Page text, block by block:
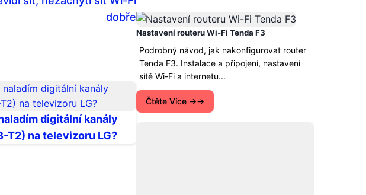
dobře
digitální kanály
T2) na televizoru LG?
Nastavení routeru Wi-Fi Tenda F3
Podrobný návod, jak nakonfigurovat router
Tenda F3. Instalace a připojení, nastavení
sítě Wi-Fi a internetu...
Čtěte Více →